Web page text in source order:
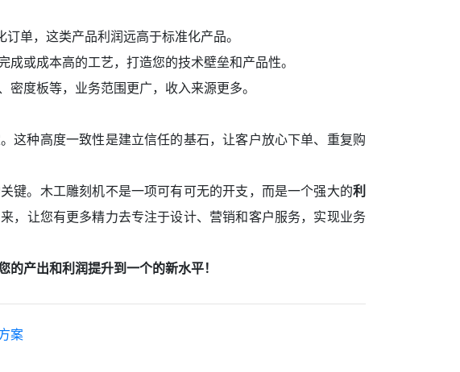
单，这类产品利润远高于标准化产品。
成或成本高的工艺，打造您的技术壁垒和产品性。
密度板等，业务范围更广，收入来源更多。
这种高度一致性是建立信任的基石，让客户放心下单、重复购
键。木工雕刻机不是一项可有可无的开支，而是一个强大的利
，让您有更多精力去专注于设计、营销和客户服务，实现业务
产出和利润提升到一个的新水平！
案